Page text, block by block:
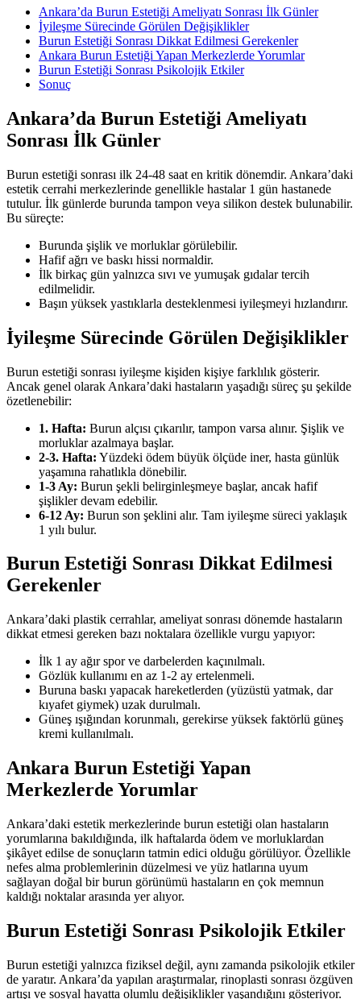
Ankara’da Burun Estetiği Ameliyatı Sonrası İlk Günler
İyileşme Sürecinde Görülen Değişiklikler
Burun Estetiği Sonrası Dikkat Edilmesi Gerekenler
Ankara Burun Estetiği Yapan Merkezlerde Yorumlar
Burun Estetiği Sonrası Psikolojik Etkiler
Sonuç
Ankara’da Burun Estetiği Ameliyatı
Sonrası İlk Günler
Burun estetiği sonrası ilk 24-48 saat en kritik dönemdir. Ankara’daki
estetik cerrahi merkezlerinde genellikle hastalar 1 gün hastanede
tutulur. İlk günlerde burunda tampon veya silikon destek bulunabilir.
Bu süreçte:
Burunda şişlik ve morluklar görülebilir.
Hafif ağrı ve baskı hissi normaldir.
İlk birkaç gün yalnızca sıvı ve yumuşak gıdalar tercih
edilmelidir.
Başın yüksek yastıklarla desteklenmesi iyileşmeyi hızlandırır.
İyileşme Sürecinde Görülen Değişiklikler
Burun estetiği sonrası iyileşme kişiden kişiye farklılık gösterir.
Ancak genel olarak Ankara’daki hastaların yaşadığı süreç şu şekilde
özetlenebilir:
1. Hafta: Burun alçısı çıkarılır, tampon varsa alınır. Şişlik ve
morluklar azalmaya başlar.
2-3. Hafta: Yüzdeki ödem büyük ölçüde iner, hasta günlük
yaşamına rahatlıkla dönebilir.
1-3 Ay: Burun şekli belirginleşmeye başlar, ancak hafif
şişlikler devam edebilir.
6-12 Ay: Burun son şeklini alır. Tam iyileşme süreci yaklaşık
1 yılı bulur.
Burun Estetiği Sonrası Dikkat Edilmesi
Gerekenler
Ankara’daki plastik cerrahlar, ameliyat sonrası dönemde hastaların
dikkat etmesi gereken bazı noktalara özellikle vurgu yapıyor:
İlk 1 ay ağır spor ve darbelerden kaçınılmalı.
Gözlük kullanımı en az 1-2 ay ertelenmeli.
Buruna baskı yapacak hareketlerden (yüzüstü yatmak, dar
kıyafet giymek) uzak durulmalı.
Güneş ışığından korunmalı, gerekirse yüksek faktörlü güneş
kremi kullanılmalı.
Ankara Burun Estetiği Yapan
Merkezlerde Yorumlar
Ankara’daki estetik merkezlerinde burun estetiği olan hastaların
yorumlarına bakıldığında, ilk haftalarda ödem ve morluklardan
şikâyet edilse de sonuçların tatmin edici olduğu görülüyor. Özellikle
nefes alma problemlerinin düzelmesi ve yüz hatlarına uyum
sağlayan doğal bir burun görünümü hastaların en çok memnun
kaldığı noktalar arasında yer alıyor.
Burun Estetiği Sonrası Psikolojik Etkiler
Burun estetiği yalnızca fiziksel değil, aynı zamanda psikolojik etkiler
de yaratır. Ankara’da yapılan araştırmalar, rinoplasti sonrası özgüven
artışı ve sosyal hayatta olumlu değişiklikler yaşandığını gösteriyor.